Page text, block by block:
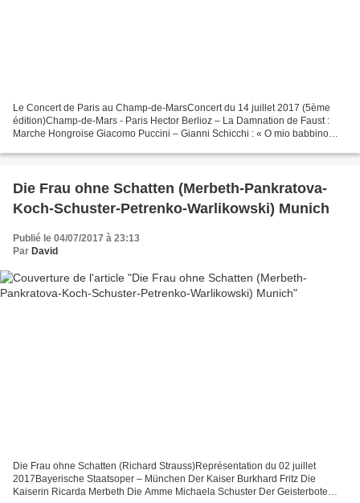
Le Concert de Paris au Champ-de-MarsConcert du 14 juillet 2017 (5ème
édition)Champ-de-Mars - Paris Hector Berlioz – La Damnation de Faust :
Marche Hongroise Giacomo Puccini – Gianni Schicchi : « O mio babbino
Die Frau ohne Schatten (Merbeth-Pankratova-
Koch-Schuster-Petrenko-Warlikowski) Munich
Publié le 04/07/2017 à 23:13
Par David
Die Frau ohne Schatten (Richard Strauss)Représentation du 02 juillet
2017Bayerische Staatsoper – München Der Kaiser Burkhard Fritz Die
Kaiserin Ricarda Merbeth Die Amme Michaela Schuster Der Geisterbote